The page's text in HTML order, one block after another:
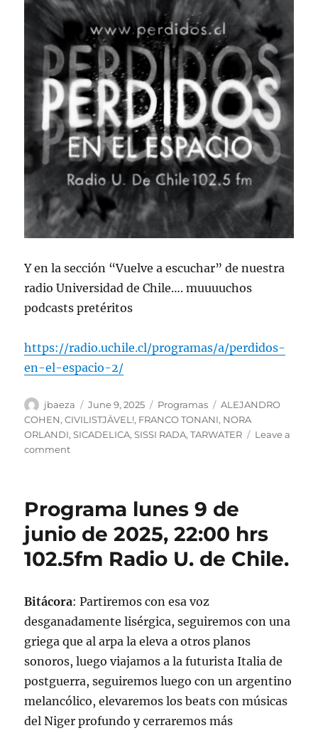
Y en la sección “Vuelve a escuchar” de nuestra
radio Universidad de Chile…. muuuuchos
podcasts pretéritos
https://radio.uchile.cl/programas/a/perdidos-
en-el-espacio-2/
Author
jbaeza
Posted
on
June 9, 2025 Categories
Programas Tags
ALEJANDRO
COHEN,CIVILISTJÄVEL!, FRANCO TONANI, NORA
ORLANDI,SICADELICA,SISSI RADA,TARWATER
Leave a
commenton
9
de
junio
de
2025
Programa lunes 9 de
junio de 2025, 22:00 hrs
102.5fm Radio U. de Chile.
Bitácora: Partiremos con esa voz
desganadamente lisérgica, seguiremos con una
griega que al arpa la eleva a otros planos
sonoros, luego viajamos a la futurista Italia de
postguerra, seguiremos luego con un argentino
melancólico, elevaremos los beats con músicas
del Niger profundo y cerraremos más